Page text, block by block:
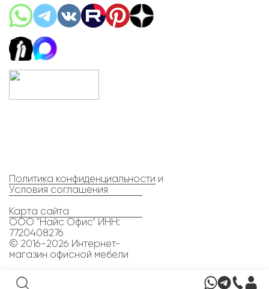
Политика конфиденциальности и
Условия соглашения
Карта сайта
ООО "Найс Офис" ИНН:
7720408276
© 2016-2026 Интернет-
магазин офисной мебели